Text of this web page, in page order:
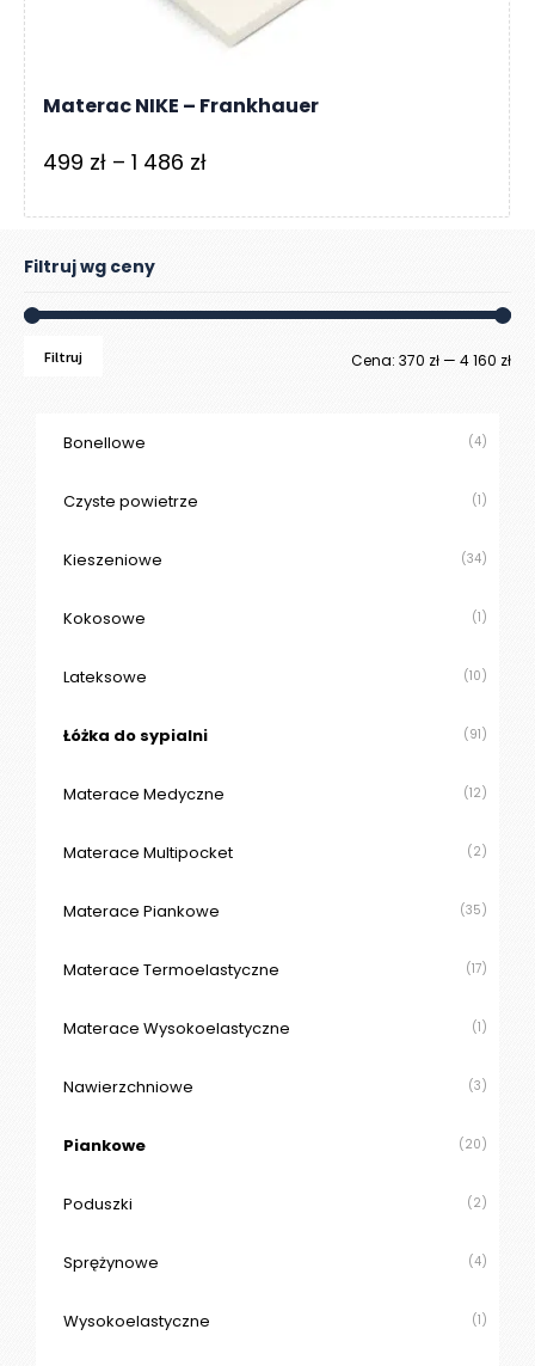
Materac NIKE – Frankhauer
499 zł – 1 486 złZakres
Filtruj wg ceny
Filtruj Cena: 370 zł — 4 160 zł
Bonellowe (4)
Czyste powietrze (1)
Kieszeniowe (34)
Kokosowe (1)
Lateksowe (10)
Łóżka do sypialni (91)
Materace Medyczne (12)
Materace Multipocket (2)
Materace Piankowe (35)
Materace Termoelastyczne (17)
Materace Wysokoelastyczne (1)
Nawierzchniowe (3)
Piankowe (20)
Poduszki (2)
Sprężynowe (4)
Wysokoelastyczne (1)